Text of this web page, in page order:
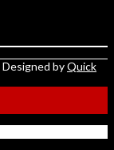
Designed byQuick